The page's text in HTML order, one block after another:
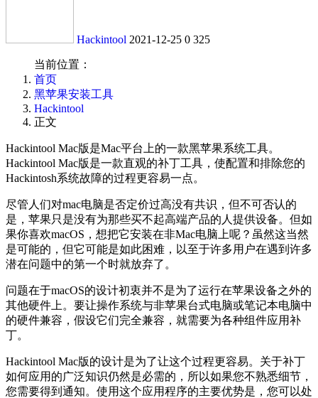
Hackintool 2021-12-25 0 325
当前位置：
首页
黑苹果安装工具
Hackintool
正文
Hackintool Mac版是Mac平台上的一款黑苹果系统工具。
Hackintool Mac版是一款直观的补丁工具，使配置和排除您的
Hackintosh系统故障的过程更容易一点。
尽管人们对mac电脑是否定价过高没有共识，但不可否认的
是，苹果只是没有为那些买不起高端产品的人提供设备。但如
果你喜欢macOS，想把它安装在非Mac电脑上呢？虽然这当然
是可能的，但它可能是如此困难，以至于许多用户在遇到许多
潜在问题中的第一个时就放弃了。
问题在于macOS的设计初衷并不是为了运行在苹果设备之外的
其他硬件上。要让操作系统与非苹果台式电脑或笔记本电脑中
的硬件兼容，假设它们完全兼容，就需要为各种组件应用补
丁。
Hackintool Mac版的设计是为了让这个过程更容易。关于补丁
如何应用的广泛知识仍然是必需的，所以如果您不熟悉细节，
您需要得到通知。使用这个应用程序的主要优势是，您可以处